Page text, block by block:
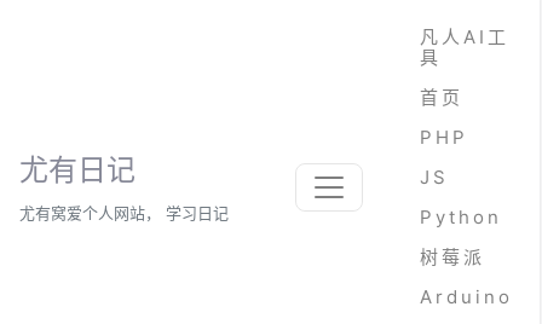
尤有日记
尤有窝爱个人网站， 学习日记
凡人AI工
具
首页
PHP
JS
Python
树莓派
Arduino